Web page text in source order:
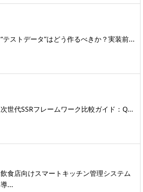
“テストデータ”はどう作るべきか？実装前...
次世代SSRフレームワーク比較ガイド：Q...
飲食店向けスマートキッチン管理システム
導...